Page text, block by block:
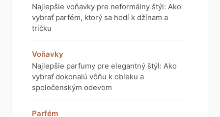
Najlepšie voňavky pre neformálny štýl: Ako
vybrať parfém, ktorý sa hodí k džínam a
tričku
Voňavky
Najlepšie parfumy pre elegantný štýl: Ako
vybrať dokonalú vôňu k obleku a
spoločenským odevom
Parfém